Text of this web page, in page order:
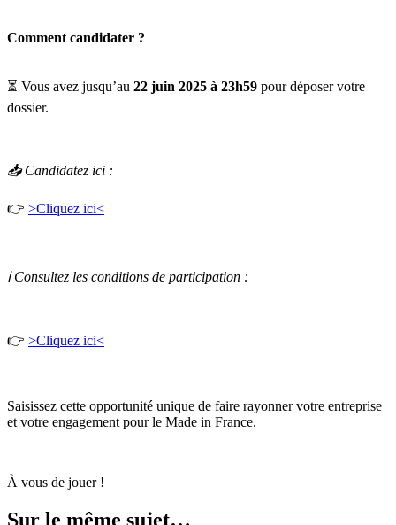
Comment candidater ?
⏳ Vous avez jusqu’au 22 juin 2025 à 23h59 pour déposer votre
dossier.
📥 Candidatez ici :
👉 >Cliquez ici<
ℹ Consultez les conditions de participation :
👉 >Cliquez ici<
Saisissez cette opportunité unique de faire rayonner votre entreprise
et votre engagement pour le Made in France.
À vous de jouer !
Sur le même sujet…